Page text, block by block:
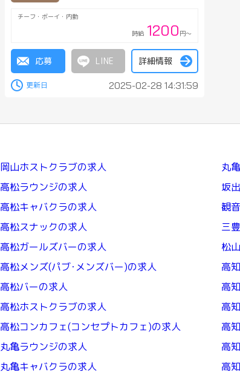
チーフ・ボーイ・内勤
時給 1200 円～
応募 詳細情報
2025-02-28 14:31:59
岡山ホストクラブの求人
高松ラウンジの求人
高松キャバクラの求人
高松スナックの求人
高松ガールズバーの求人
高松メンズ(パブ･メンズバー)の求人
高松バーの求人
高松ホストクラブの求人
高松コンカフェ(コンセプトカフェ)の求人
丸亀ラウンジの求人
丸亀キャバクラの求人
丸
坂
観
三
松
高
高
高
高
高
高